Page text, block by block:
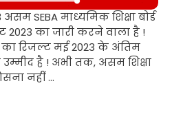
SEBA माध्यमिक शिक्षा बोर्ड
2023 का जारी करने वाला है !
का रिजल्ट मई 2023 के अंतिम
है ! अभी तक, असम शिक्षा
नहीं ...